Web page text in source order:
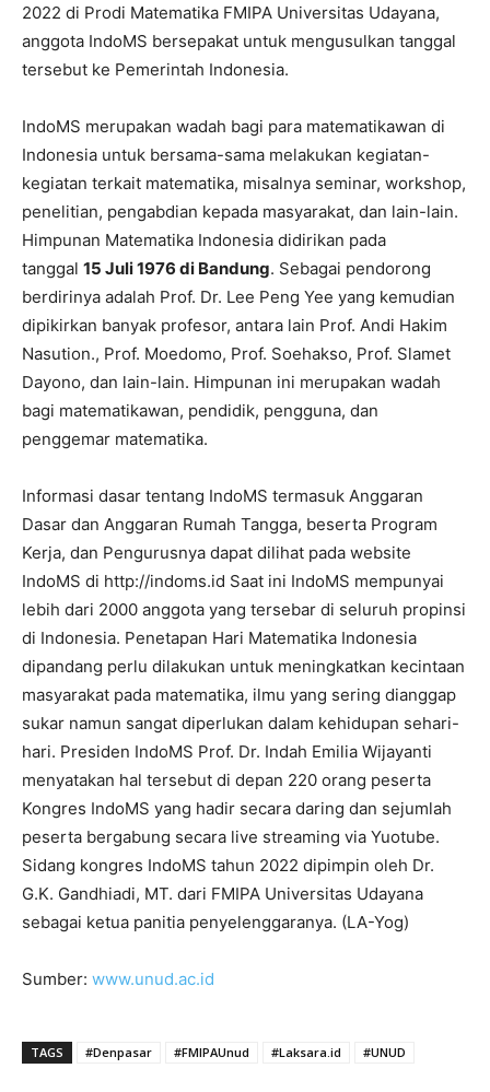
2022 di Prodi Matematika FMIPA Universitas Udayana,
anggota IndoMS bersepakat untuk mengusulkan tanggal
tersebut ke Pemerintah Indonesia.
IndoMS merupakan wadah bagi para matematikawan di
Indonesia untuk bersama-sama melakukan kegiatan-
kegiatan terkait matematika, misalnya seminar, workshop,
penelitian, pengabdian kepada masyarakat, dan lain-lain.
Himpunan Matematika Indonesia didirikan pada
tanggal 15 Juli 1976 di Bandung. Sebagai pendorong
berdirinya adalah Prof. Dr. Lee Peng Yee yang kemudian
dipikirkan banyak profesor, antara lain Prof. Andi Hakim
Nasution., Prof. Moedomo, Prof. Soehakso, Prof. Slamet
Dayono, dan lain-lain. Himpunan ini merupakan wadah
bagi matematikawan, pendidik, pengguna, dan
penggemar matematika.
Informasi dasar tentang IndoMS termasuk Anggaran
Dasar dan Anggaran Rumah Tangga, beserta Program
Kerja, dan Pengurusnya dapat dilihat pada website
IndoMS di http://indoms.id Saat ini IndoMS mempunyai
lebih dari 2000 anggota yang tersebar di seluruh propinsi
di Indonesia. Penetapan Hari Matematika Indonesia
dipandang perlu dilakukan untuk meningkatkan kecintaan
masyarakat pada matematika, ilmu yang sering dianggap
sukar namun sangat diperlukan dalam kehidupan sehari-
hari. Presiden IndoMS Prof. Dr. Indah Emilia Wijayanti
menyatakan hal tersebut di depan 220 orang peserta
Kongres IndoMS yang hadir secara daring dan sejumlah
peserta bergabung secara live streaming via Yuotube.
Sidang kongres IndoMS tahun 2022 dipimpin oleh Dr.
G.K. Gandhiadi, MT. dari FMIPA Universitas Udayana
sebagai ketua panitia penyelenggaranya. (LA-Yog)
Sumber: www.unud.ac.id
TAGS #Denpasar #FMIPAUnud #Laksara.id #UNUD